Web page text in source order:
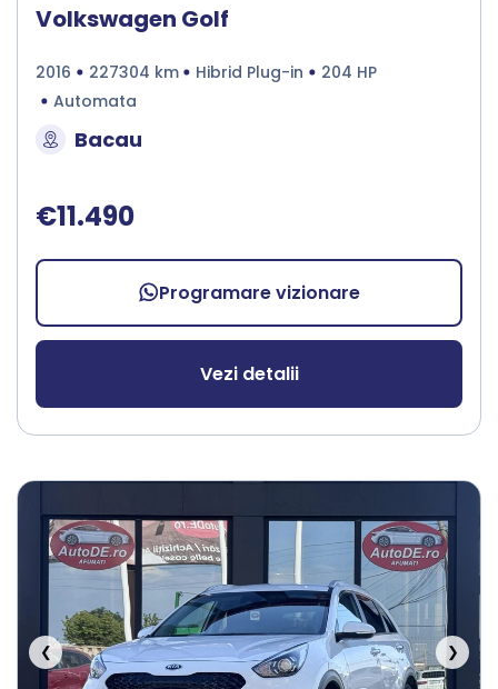
Volkswagen Golf
2016 227304 km Hibrid Plug-in
204 HP
Automata
Bacau
€11.490
Programare vizionare
Vezi detalii
❮ ❯